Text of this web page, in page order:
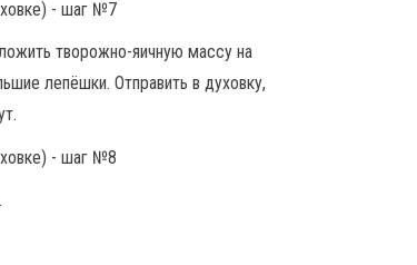
творожно-яичную массу на
лепёшки. Отправить в духовку,